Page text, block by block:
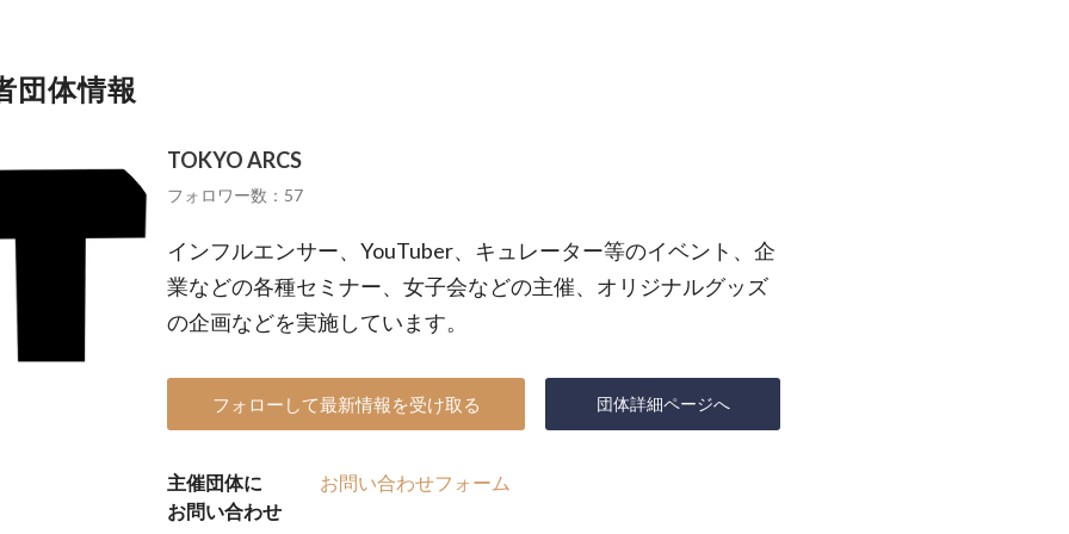
団体情報
TOKYO ARCS
フォロワー数：57
インフルエンサー、YouTuber、キュレーター等のイベント、企
業などの各種セミナー、女子会などの主催、オリジナルグッズ
の企画などを実施しています。
フォローして最新情報を受け取る 団体詳細ページへ
主催団体に
お問い合わせ
お問い合わせフォーム